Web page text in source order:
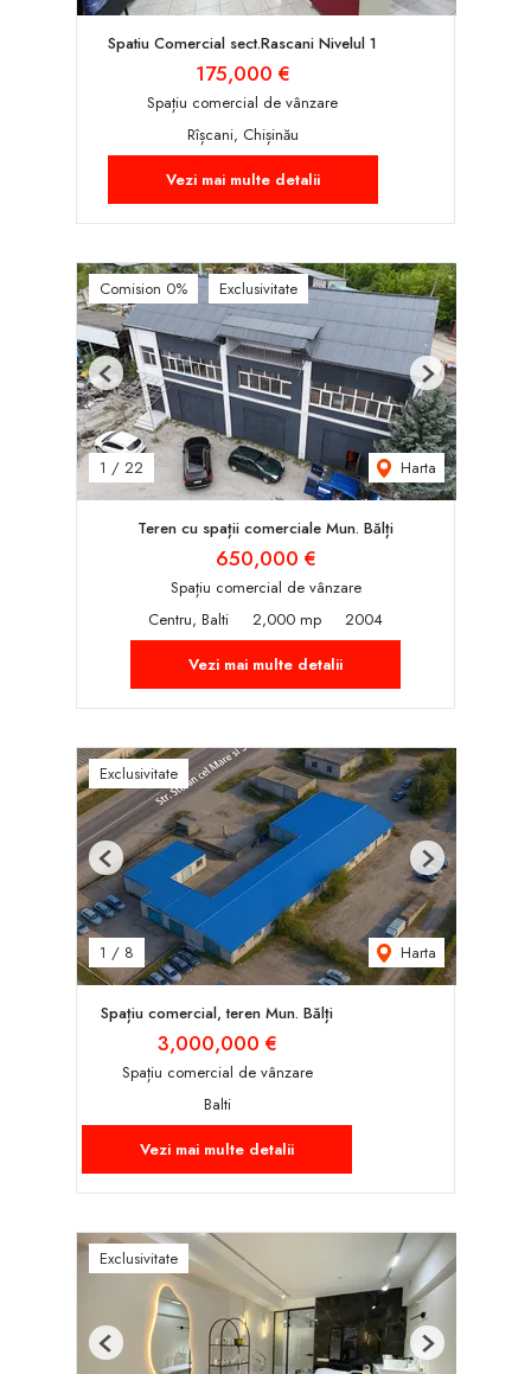
Spatiu Comercial sect.Rascani Nivelul 1
175,000 €
Spațiu comercial de vânzare
Rîșcani, Chișinău
Vezi mai multe detalii
Comision 0% Exclusivitate
1 / 22 Harta
Previous Next
Teren cu spații comerciale Mun. Bălți
650,000 €
Spațiu comercial de vânzare
Centru, Balti
2,000 mp
2004
Vezi mai multe detalii
Exclusivitate
1 / 8 Harta
Previous Next
Spațiu comercial, teren Mun. Bălți
3,000,000 €
Spațiu comercial de vânzare
Balti
Vezi mai multe detalii
Exclusivitate
Previous Next